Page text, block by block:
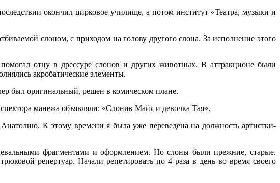
окончил цирковое училище, а потом институт «Театра, музыки и
слоном, с приходом на голову другого слона. За исполнение этого
отцу в дрессуре слонов и других животных. В аттракционе были
акробатические элементы.
был оригинальный, решен в комическом плане.
манежа объявляли: «Слоник Майя и девочка Тая».
К этому времени я была уже переведена на должность артистки-
фрагментами и оформлением. Но слоны были прежние, старые.
репертуар. Начали репетировать по 4 раза в день во время своего